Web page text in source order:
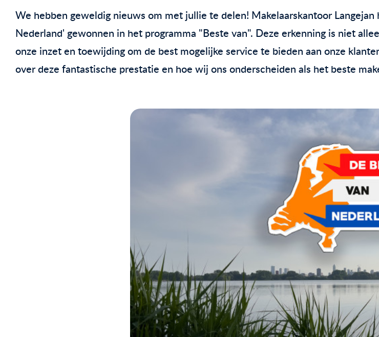
We hebben geweldig nieuws om met jullie te delen! Makelaarskantoor
Nederland' gewonnen in het programma "Beste van". Deze erkenning is niet
onze inzet en toewijding om de best mogelijke service te bieden aan onze
over deze fantastische prestatie en hoe wij ons onderscheiden als het beste